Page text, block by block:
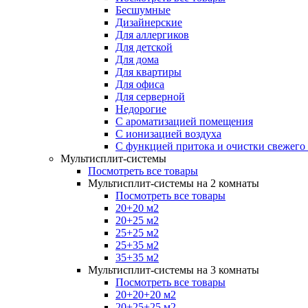
Бесшумные
Дизайнерские
Для аллергиков
Для детской
Для дома
Для квартиры
Для офиса
Для серверной
Недорогие
С ароматизацией помещения
С ионизацией воздуха
С функцией притока и очистки свежего
Мультисплит-системы
Посмотреть все товары
Мультисплит-системы на 2 комнаты
Посмотреть все товары
20+20 м2
20+25 м2
25+25 м2
25+35 м2
35+35 м2
Мультисплит-системы на 3 комнаты
Посмотреть все товары
20+20+20 м2